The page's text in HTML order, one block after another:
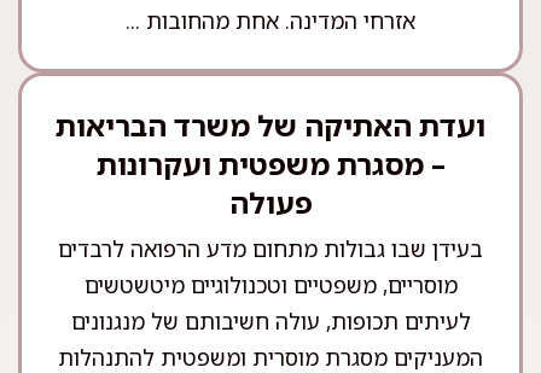
אזרחי המדינה. אחת מהחובות ...
ועדת האתיקה של משרד הבריאות
– מסגרת משפטית ועקרונות
פעולה
בעידן שבו גבולות מתחום מדע הרפואה לרבדים
מוסריים, משפטיים וטכנולוגיים מיטשטשים
לעיתים תכופות, עולה חשיבותם של מנגנונים
המעניקים מסגרת מוסרית ומשפטית להתנהלות